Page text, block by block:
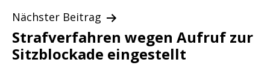
Nächster Beitrag
Strafverfahren wegen Aufruf zur
Sitzblockade eingestellt